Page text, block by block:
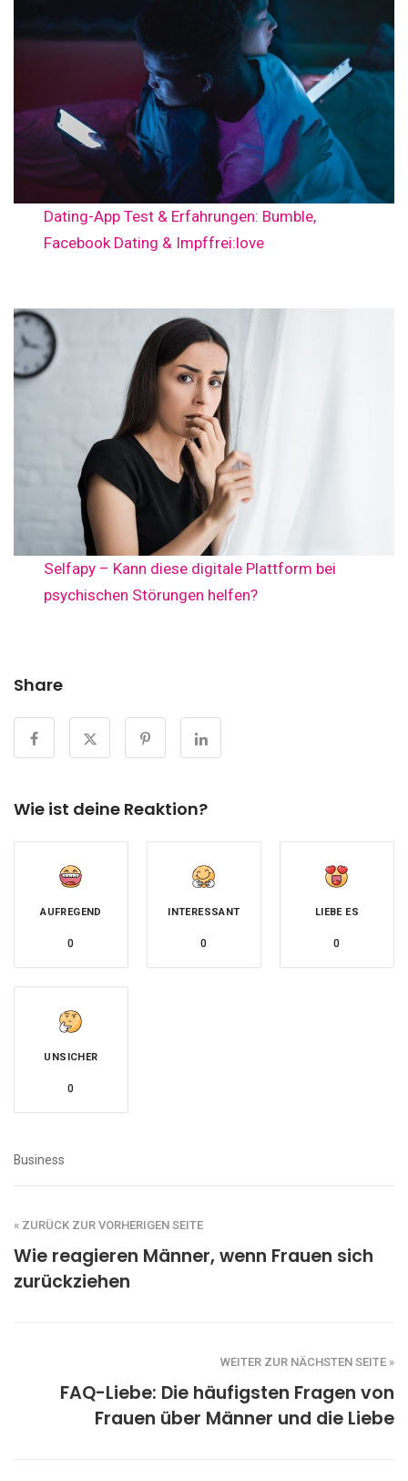
Dating-App Test & Erfahrungen: Bumble,
Facebook Dating & Impffrei:love
Selfapy – Kann diese digitale Plattform bei
psychischen Störungen helfen?
Share
Wie ist deine Reaktion?
AUFREGEND
0
INTERESSANT
0
LIEBE ES
0
UNSICHER
0
Business
« ZURÜCK ZUR VORHERIGEN SEITE
Wie reagieren Männer, wenn Frauen sich
zurückziehen
WEITER ZUR NÄCHSTEN SEITE »
FAQ-Liebe: Die häufigsten Fragen von
Frauen über Männer und die Liebe